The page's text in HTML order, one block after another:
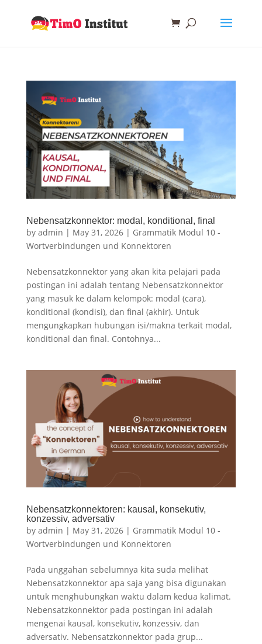
Nebensatzkonnektor: modal, konditional, final
by admin | May 31, 2026| Grammatik Modul 10 -
Wortverbindungen und Konnektoren
Nebensatzkonnektor yang akan kita pelajari pada
postingan ini adalah tentang Nebensatzkonnektor
yang masuk ke dalam kelompok: modal (cara),
konditional (kondisi), dan final (akhir). Untuk
mengungkapkan hubungan isi/makna terkait modal,
konditional dan final. Contohnya...
Nebensatzkonnektoren: kausal, konsekutiv,
konzessiv, adversativ
by admin | May 31, 2026| Grammatik Modul 10 -
Wortverbindungen und Konnektoren
Pada unggahan sebelumnya kita suda melihat
Nebensatzkonnektor apa saja yang bisa digunakan
untuk menghubungkan waktu dalam kedua kalimat.
Nebensatzkonnektor pada postingan ini adalah
mengenai kausal, konsekutiv, konzessiv, dan
adversativ. Nebensatzkonnektor pada grup...